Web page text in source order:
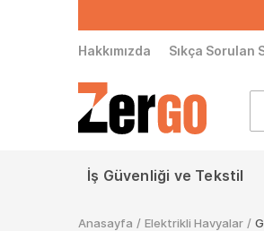
Hakkımızda Sıkça Sorulan
İş Güvenliği ve Tekstil
Anasayfa / Elektrikli Havyalar /